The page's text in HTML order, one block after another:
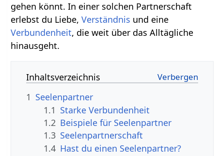
gehen könnt. In einer solchen Partnerschaft
erlebst du Liebe,Verständnis und eine
Verbundenheit, die weit über das Alltägliche
hinausgeht.
Inhaltsverzeichnis
1 Seelenpartner
1.1 Starke Verbundenheit
1.2 Beispiele für Seelenpartner
1.3 Seelenpartnerschaft
1.4 Hast du einen Seelenpartner?